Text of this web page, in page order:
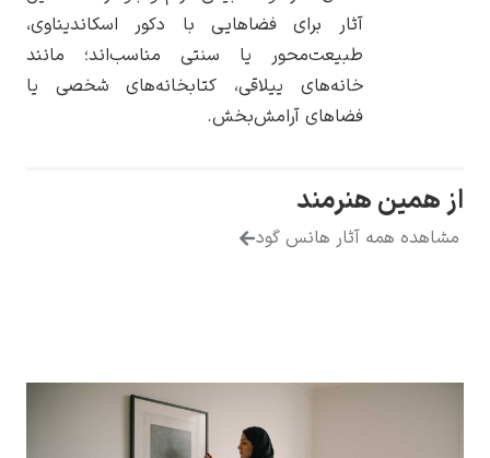
آثار برای فضاهایی با دکور اسکاندیناوی،
طبیعت‌محور یا سنتی مناسب‌اند؛ مانند
خانه‌های ییلاقی، کتابخانه‌های شخصی یا
فضاهای آرامش‌بخش.
هنرمند
آثار هانس گود